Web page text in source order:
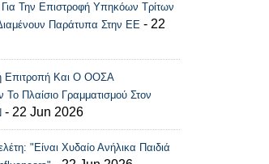
Την Επιστροφή Υπηκόων Τρίτων
Παράτυπα Στην ΕΕ - 22
Επιτροπή Και Ο ΟΟΣΑ
Το Πλαίσιο Γραμματισμού Στον
- 22 Jun 2026
"Είναι Χυδαίο Ανήλικα Παιδιά